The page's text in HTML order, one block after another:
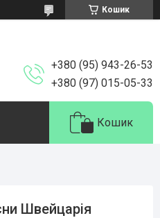
Кошик
+380 (95) 943-26-53
+380 (97) 015-05-33
Кошик
Швейцарія